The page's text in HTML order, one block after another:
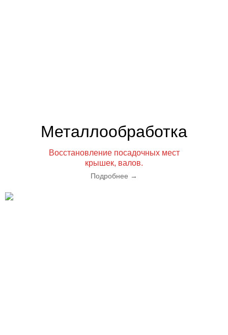
Металлообработка
Восстановление посадочных мест
крышек, валов.
Подробнее →